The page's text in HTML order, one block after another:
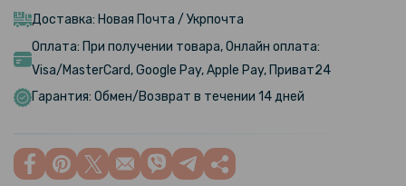
169 грн
199 грн
Ремешок Ocean Band для Mobvoi TicWatch E3, 20mm
Доставка: Новая Почта / Укрпочта
Оплата: При получении товара, Онлайн оплата:
Visa/MasterCard, Google Pay, Apple Pay, Приват24
Гарантия: Обмен/Возврат в течении 14 дней